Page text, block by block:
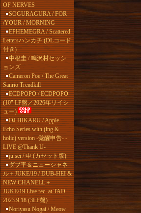
OF NERVES
SOGURAGURA / FOR
/YOUR / MORNING
EPHEMEGRA / Scattered
Lettersハンカチ (DLコード
付き)
中根圭 / 鳴沢村セッシ
ョンズ
Cameron Poe / The Great
Sanrio Trendkill
ECDPOPO / ECDPOPO
(10" LP盤／2026年リイシ
ュー)
DJ HIKARU / Apple
Echo Series with (ing &
holic) version -覚醒申告- -
LIVE @Thank U-
ju sei / 申 (カセット版)
ダブ平＆ニューシャネ
ル＋JUKE/19 / DUB-HEI &
NEW CHANELL＋
JUKE/19 Live rec. at TAD
2023.9.18 (3LP盤)
Noriyasu Nogai / Meow